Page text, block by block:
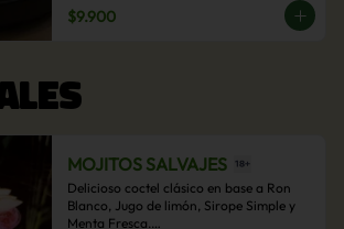
acompañamiento de papas fritas.
$9.900
MOJITOS SALVAJES
Delicioso coctel clásico en base a Ron
Blanco, Jugo de limón, Sirope Simple y
Menta Fresca.